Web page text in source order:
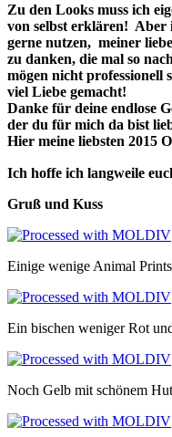
Zu den Looks muss ich
von selbst erklären! Aber
gerne nutzen, meiner
zu danken, die mal so
mögen nicht professionell
viel Liebe gemacht!
Danke für deine endlose
der du für mich da bist
Hier meine liebsten 2015
Ich hoffe ich langweile
Gruß und Kuss
Einige wenige Animal
Ein bischen weniger Rot
Noch Gelb mit schönem